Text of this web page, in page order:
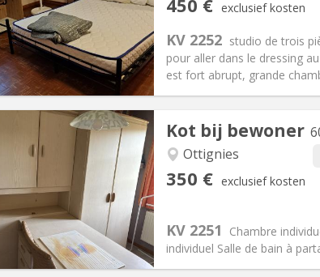
450 € exclusief kosten
KV 2252 studio de trois
pour aller dans le dressing
est fort abrupt, grande
Informatie
€
€
Inrichting
Badkamer:Privaat
Oppervlakte:80 m2
Kot bij bewoner
Ottignies
350 € exclusief kosten
KV 2251
Chambre
individuel Salle de bain à
Informatie
€
€
10 maanden
Nee
Inrichting
Oppervlakte:60 m2